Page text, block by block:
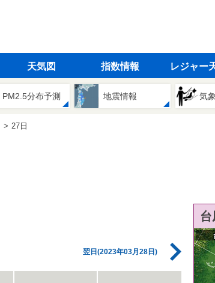
天気図 指数情報 レジャー
PM2.5分布予測 地震情報 気
27日
翌日(2023年03月28日)